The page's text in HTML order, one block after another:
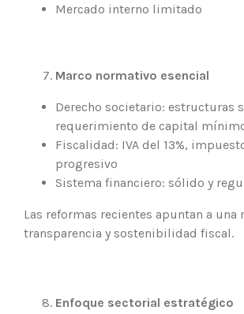
Mercado interno limitado
Marco normativo esencial
Derecho societario: estructuras
requerimiento de capital
Fiscalidad: IVA del 13%,
progresivo
Sistema financiero: sólido y
Las reformas recientes apuntan a una
transparencia y sostenibilidad fiscal.
Enfoque sectorial estratégico